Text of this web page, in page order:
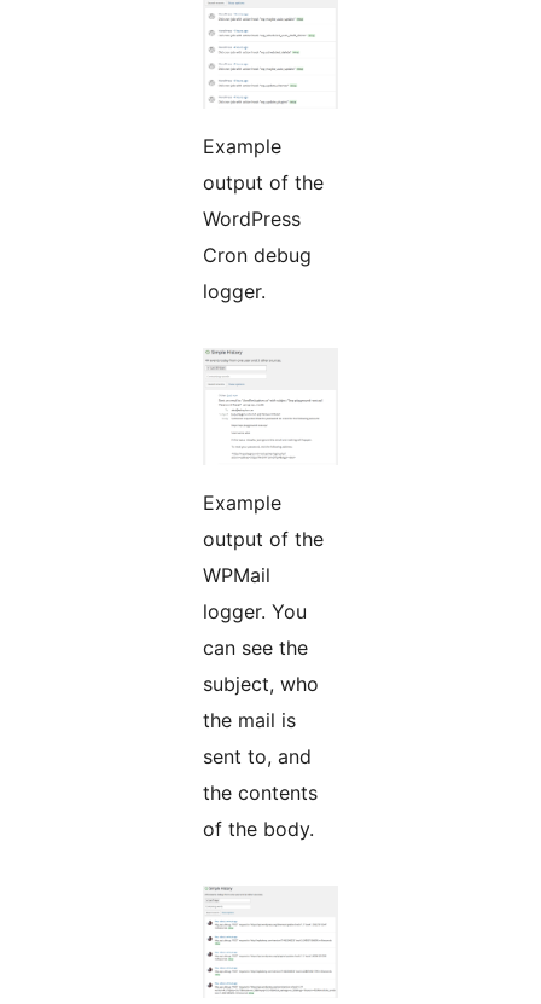
Example
output of the
WordPress
Cron debug
logger.
Example
output of the
WPMail
logger. You
can see the
subject, who
the mail is
sent to, and
the contents
of the body.